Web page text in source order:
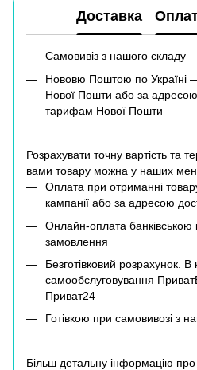
Доставка
Самовивіз з нашого складу
Нововю Поштою по Україні
Нової Пошти або за
тарифам Нової Пошти
Розрахувати точну вартість та
вами товару можна у наших
Оплата при отриманні
кампанії або за адресою
Онлайн-оплата
замовлення
Безготівковий розрахунок. В
самообслуговування
Приват24
Готівкою при самовивозі з
Більш детальну інформацію